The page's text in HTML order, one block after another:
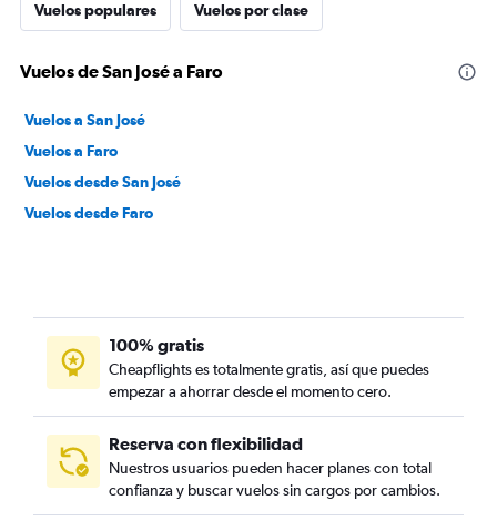
Vuelos populares Vuelos por clase
Vuelos de San José a Faro
Vuelos a San José
Vuelos a Faro
Vuelos desde San José
Vuelos desde Faro
100% gratis
Cheapflights es totalmente gratis, así que puedes
empezar a ahorrar desde el momento cero.
Reserva con flexibilidad
Nuestros usuarios pueden hacer planes con total
confianza y buscar vuelos sin cargos por cambios.